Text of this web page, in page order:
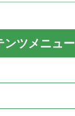
ンツメニュー